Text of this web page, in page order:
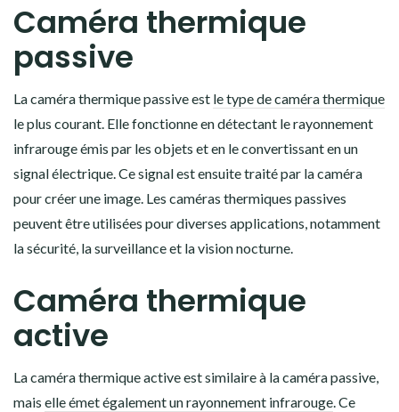
Caméra thermique
passive
La caméra thermique passive est le type de caméra thermique
le plus courant. Elle fonctionne en détectant le rayonnement
infrarouge émis par les objets et en le convertissant en un
signal électrique. Ce signal est ensuite traité par la caméra
pour créer une image. Les caméras thermiques passives
peuvent être utilisées pour diverses applications, notamment
la sécurité, la surveillance et la vision nocturne.
Caméra thermique
active
La caméra thermique active est similaire à la caméra passive,
mais elle émet également un rayonnement infrarouge. Ce